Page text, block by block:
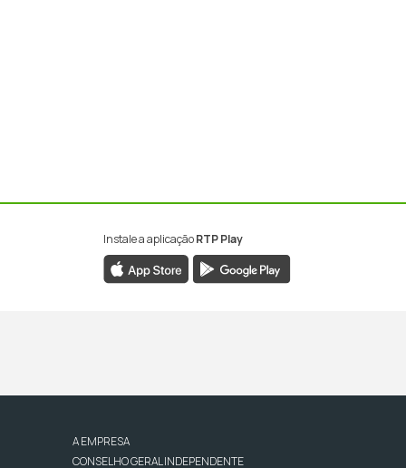
Instale a aplicaçãoRTP Play
A EMPRESA
CONSELHO GERAL INDEPENDENTE